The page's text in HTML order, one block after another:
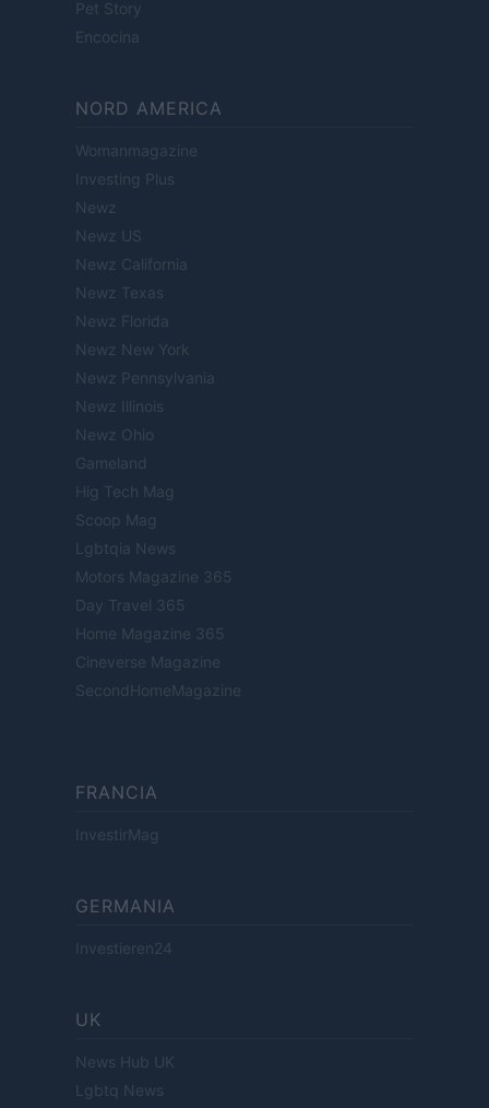
Pet Story
Encocina
NORD AMERICA
Womanmagazine
Investing Plus
Newz
Newz US
Newz California
Newz Texas
Newz Florida
Newz New York
Newz Pennsylvania
Newz Illinois
Newz Ohio
Gameland
Hig Tech Mag
Scoop Mag
Lgbtqia News
Motors Magazine 365
Day Travel 365
Home Magazine 365
Cineverse Magazine
SecondHomeMagazine
FRANCIA
InvestirMag
GERMANIA
Investieren24
UK
News Hub UK
Lgbtq News